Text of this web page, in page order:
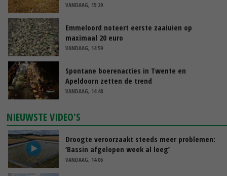
VANDAAG, 15:29
Emmeloord noteert eerste zaaiuien op
maximaal 20 euro
VANDAAG, 14:59
Spontane boerenacties in Twente en
Apeldoorn zetten de trend
VANDAAG, 14:48
NIEUWSTE VIDEO'S
Droogte veroorzaakt steeds meer problemen:
‘Bassin afgelopen week al leeg’
VANDAAG, 14:06